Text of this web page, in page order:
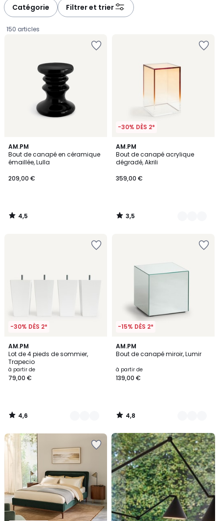
Catégorie Filtrer et trier
150 articles
AM.PM
Bout de canapé en céramique
émaillée, Lulla
€.
209,00 €
4,5
/ 5
4,5
/
-30% DÈS 2*
AM.PM
Bout de canapé acrylique
dégradé, Akrili
359,00 €
3,5
/ 5
2
Couleurs
3,5
/
-30% DÈS 2*
AM.PM
Lot de 4 pieds de sommier,
Trapecio
à partir de
79,00 €
4,6
/ 5
4
Couleurs
4,6
/
-15% DÈS 2*
AM.PM
Bout de canapé miroir, Lumir
à partir de
139,00 €
4,8
/ 5
2
Couleurs
4,8
/
Des
créations
uniques
:
Nos
créations
emblématiques
-
>